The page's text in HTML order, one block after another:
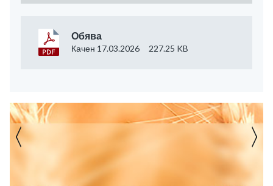
Обява
Качен 17.03.2026 227.25 KB